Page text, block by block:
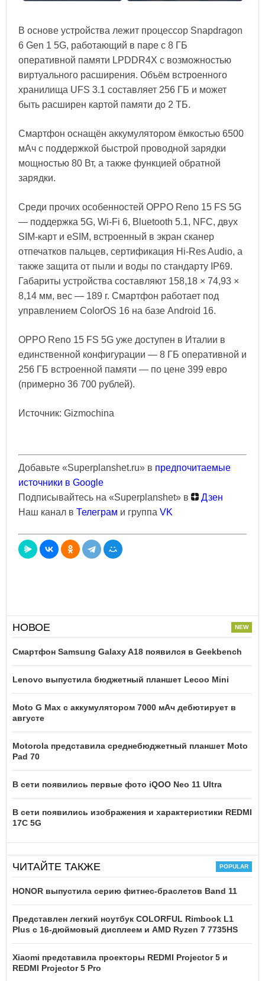
В основе устройства лежит процессор Snapdragon
6 Gen 1 5G, работающий в паре с 8 ГБ
оперативной памяти LPDDR4X с возможностью
виртуального расширения. Объём встроенного
хранилища UFS 3.1 составляет 256 ГБ и может
быть расширен картой памяти до 2 ТБ.
Смартфон оснащён аккумулятором ёмкостью 6500
мАч с поддержкой быстрой проводной зарядки
мощностью 80 Вт, а также функцией обратной
зарядки.
Среди прочих особенностей OPPO Reno 15 FS 5G
— поддержка 5G, Wi-Fi 6, Bluetooth 5.1, NFC, двух
SIM-карт и eSIM, встроенный в экран сканер
отпечатков пальцев, сертификация Hi-Res Audio, а
также защита от пыли и воды по стандарту IP69.
Габариты устройства составляют 158,18 × 74,93 ×
8,14 мм, вес — 189 г. Смартфон работает под
управлением ColorOS 16 на базе Android 16.
OPPO Reno 15 FS 5G уже доступен в Италии в
единственной конфигурации — 8 ГБ оперативной и
256 ГБ встроенной памяти — по цене 399 евро
(примерно 36 700 рублей).
Источник: Gizmochina
Добавьте «Superplanshet.ru» в предпочитаемые
источники в Google
Подписывайтесь на «Superplanshet» в
Дзен
Наш канал в Телеграм и группа VK
НОВОЕ
Смартфон Samsung Galaxy A18 появился в Geekbench
Lenovo выпустила бюджетный планшет Lecoo Mini
Moto G Max с аккумулятором 7000 мАч дебютирует в
августе
Motorola представила среднебюджетный планшет Moto
Pad 70
В сети появились первые фото iQOO Neo 11 Ultra
В сети появились изображения и характеристики REDMI
17C 5G
ЧИТАЙТЕ ТАКЖЕ
HONOR выпустила серию фитнес-браслетов Band 11
Представлен легкий ноутбук COLORFUL Rimbook L1
Plus с 16-дюймовый дисплеем и AMD Ryzen 7 7735HS
Xiaomi представила проекторы REDMI Projector 5 и
REDMI Projector 5 Pro